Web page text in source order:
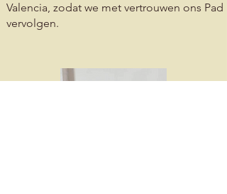
Valencia, zodat we met vertrouwen ons Pad
vervolgen.